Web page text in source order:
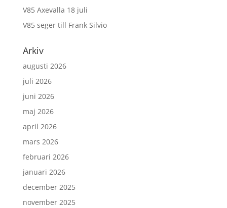
V85 Axevalla 18 juli
V85 seger till Frank Silvio
Arkiv
augusti 2026
juli 2026
juni 2026
maj 2026
april 2026
mars 2026
februari 2026
januari 2026
december 2025
november 2025